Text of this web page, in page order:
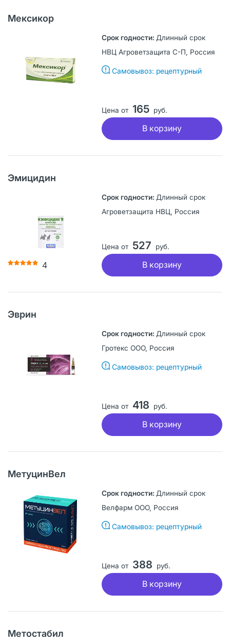
Мексикор
Длинный срок
НВЦ Агроветзащита С-П, Россия
Самовывоз: рецептурный
Цена от 165 руб.
В корзину
Эмицидин
4
Длинный срок
Агроветзащита НВЦ, Россия
Цена от 527 руб.
В корзину
Эврин
Длинный срок
Гротекс ООО, Россия
Самовывоз: рецептурный
Цена от 418 руб.
В корзину
МетуцинВел
Длинный срок
Велфарм ООО, Россия
Самовывоз: рецептурный
Цена от 388 руб.
В корзину
Метостабил